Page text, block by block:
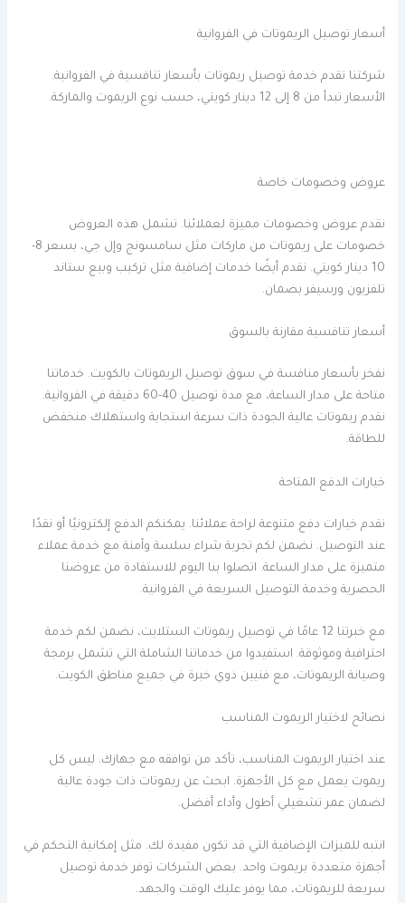
أسعار توصيل الريموتات في الفروانية
شركتنا تقدم خدمة توصيل ريموتات بأسعار تنافسية في الفروانية.
الأسعار تبدأ من 8 إلى 12 دينار كويتي، حسب نوع الريموت والماركة.
عروض وخصومات خاصة
نقدم عروض وخصومات مميزة لعملائنا. تشمل هذه العروض
خصومات على ريموتات من ماركات مثل سامسونج وإل جي، بسعر 8-
10 دينار كويتي. نقدم أيضًا خدمات إضافية مثل تركيب وبيع ستاند
تلفزيون ورسيفر بضمان.
أسعار تنافسية مقارنة بالسوق
نفخر بأسعار منافسة في سوق توصيل الريموتات بالكويت. خدماتنا
متاحة على مدار الساعة، مع مدة توصيل 40-60 دقيقة في الفروانية.
نقدم ريموتات عالية الجودة ذات سرعة استجابة واستهلاك منخفض
للطاقة.
خيارات الدفع المتاحة
نقدم خيارات دفع متنوعة لراحة عملائنا. يمكنكم الدفع إلكترونيًا أو نقدًا
عند التوصيل. نضمن لكم تجربة شراء سلسة وآمنة مع خدمة عملاء
متميزة على مدار الساعة. اتصلوا بنا اليوم للاستفادة من عروضنا
الحصرية وخدمة التوصيل السريعة في الفروانية.
مع خبرتنا 12 عامًا في توصيل ريموتات الستلايت، نضمن لكم خدمة
احترافية وموثوقة. استفيدوا من خدماتنا الشاملة التي تشمل برمجة
وصيانة الريموتات، مع فنيين ذوي خبرة في جميع مناطق الكويت.
نصائح لاختيار الريموت المناسب
عند اختيار الريموت المناسب، تأكد من توافقه مع جهازك. ليس كل
ريموت يعمل مع كل الأجهزة. ابحث عن ريموتات ذات جودة عالية
لضمان عمر تشغيلي أطول وأداء أفضل.
انتبه للميزات الإضافية التي قد تكون مفيدة لك. مثل إمكانية التحكم في
أجهزة متعددة بريموت واحد. بعض الشركات توفر خدمة توصيل
سريعة للريموتات، مما يوفر عليك الوقت والجهد.